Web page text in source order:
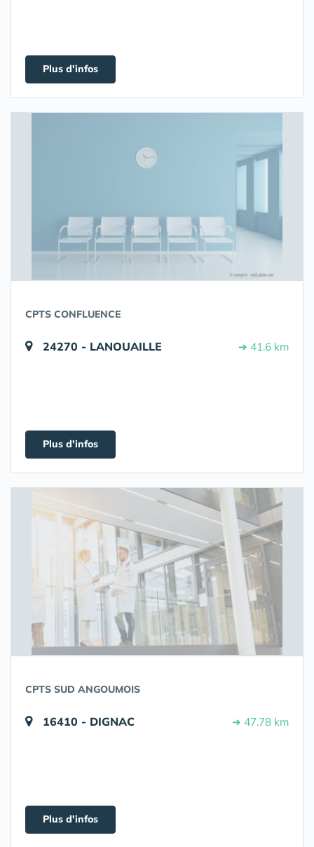
Plus d'infos
CPTS CONFLUENCE
24270 - LANOUAILLE ➔ 41.6 km
Plus d'infos
CPTS SUD ANGOUMOIS
16410 - DIGNAC ➔ 47.78 km
Plus d'infos